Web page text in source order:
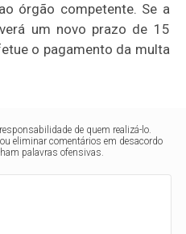
órgão competente. Se a
um novo prazo de 15
o pagamento da multa
de quem realizá-lo.
eliminar comentários em desacordo
palavras ofensivas.